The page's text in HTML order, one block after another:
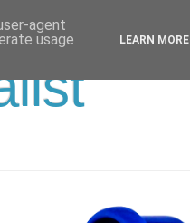
agent
usage
LEARN MORE